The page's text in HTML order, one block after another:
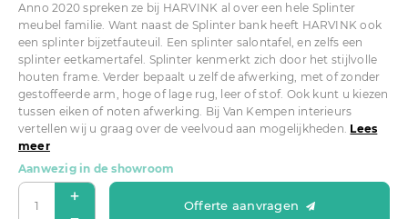
Anno 2020 spreken ze bij HARVINK al over een hele Splinter
meubel familie. Want naast de Splinter bank heeft HARVINK ook
een splinter bijzetfauteuil. Een splinter salontafel, en zelfs een
splinter eetkamertafel. Splinter kenmerkt zich door het stijlvolle
houten frame. Verder bepaalt u zelf de afwerking, met of zonder
gestoffeerde arm, hoge of lage rug, leer of stof. Ook kunt u kiezen
tussen eiken of noten afwerking. Bij Van Kempen interieurs
vertellen wij u graag over de veelvoud aan mogelijkheden. Lees
meer
Aanwezig in de showroom
Offerte aanvragen